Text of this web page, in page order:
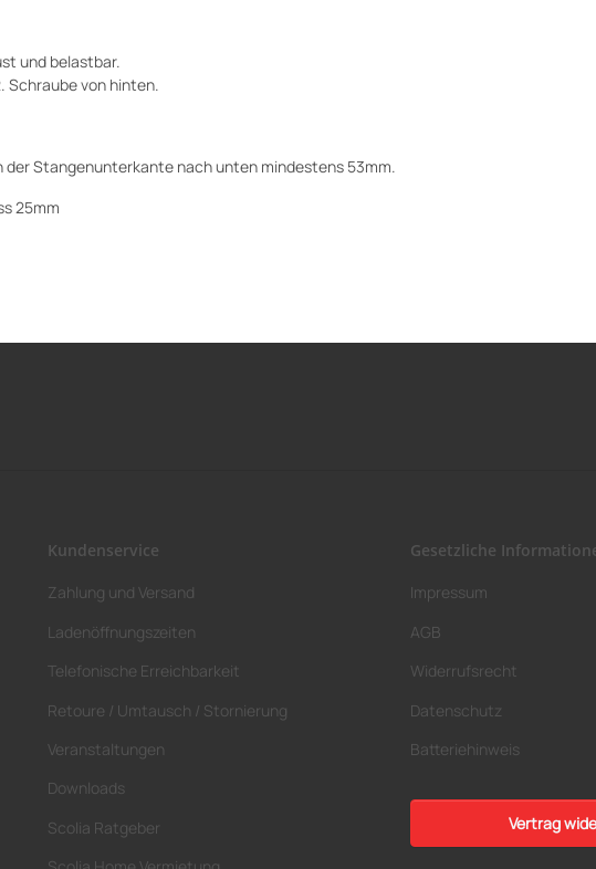
und belastbar.
Schraube von hinten.
der Stangenunterkante nach unten mindestens 53mm.
25mm
Kundenservice
Zahlung und Versand
Ladenöffnungszeiten
Telefonische Erreichbarkeit
Retoure / Umtausch / Stornierung
Veranstaltungen
Downloads
Scolia Ratgeber
Gesetzliche
Impressum
AGB
Widerrufsrecht
Datenschutz
Batteriehinweis
Vertrag